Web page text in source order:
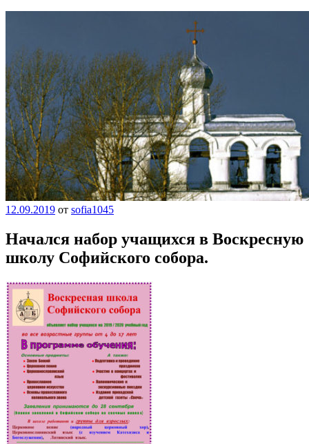
12.09.2019 от sofia1045
Начался набор учащихся в Воскресную
школу Софийского собора.